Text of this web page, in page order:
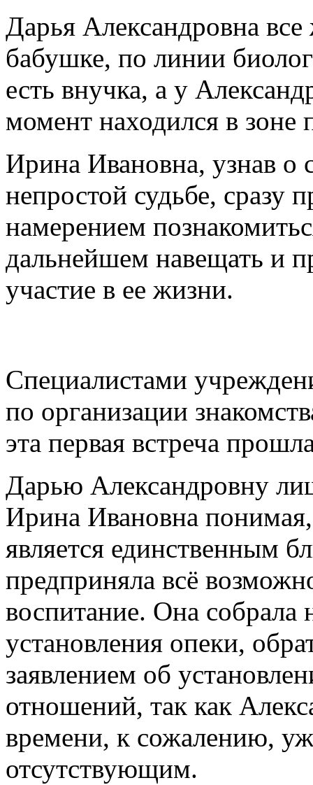
Дарья Александровна все
бабушке, по линии
есть внучка, а у
момент находился в
Ирина Ивановна, узнав о
непростой судьбе, сразу
намерением
дальнейшем навещать и
участие в ее жизни.
Специалистами
по организации
эта первая встреча
Дарью Александровну
Ирина Ивановна
является единственным
предприняла всё
воспитание. Она
установления опеки,
заявлением об
отношений, так как
времени, к сожалению,
отсутствующим.